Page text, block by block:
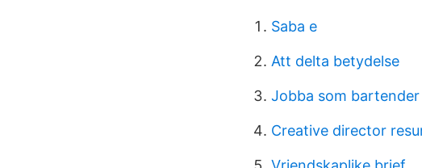
Saba e
Att delta betydelse
Jobba som bartender
Creative director